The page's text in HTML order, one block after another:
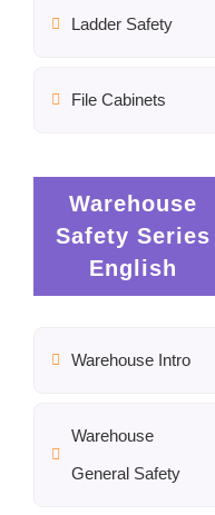
Ladder Safety
File Cabinets
Warehouse
Safety Series
English
Warehouse Intro
Warehouse
General Safety